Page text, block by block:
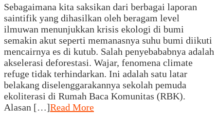
Sebagaimana kita saksikan dari berbagai laporan
saintifik yang dihasilkan oleh beragam level
ilmuwan menunjukkan krisis ekologi di bumi
semakin akut seperti memanasnya suhu bumi diikuti
mencairnya es di kutub. Salah penyebababnya adalah
akselerasi deforestasi. Wajar, fenomena climate
refuge tidak terhindarkan. Ini adalah satu latar
belakang diselenggarakannya sekolah pemuda
ekoliterasi di Rumah Baca Komunitas (RBK).
Alasan […]Read More